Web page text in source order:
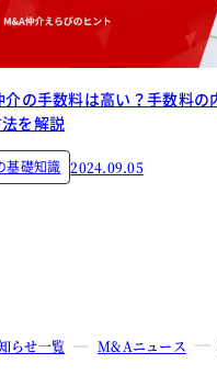
介の手数料は高い？手数料の
を解説
基礎知識 2024.09.05
らせ一覧 M&Aニュース